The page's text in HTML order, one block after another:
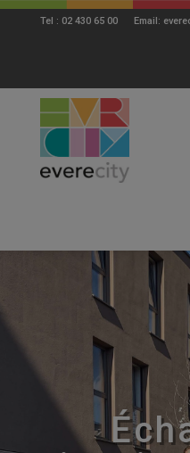
Tel : 02 430 65 00 Email: